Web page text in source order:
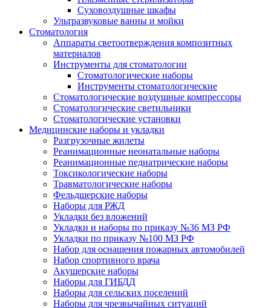
Суховоздушные шкафы
Ультразвуковые ванны и мойки
Стоматология
Аппараты светоотверждения композитных
материалов
Инструменты для стоматологии
Стоматологические наборы
Инструменты стоматологические
Стоматологические воздушные компрессоры
Стоматологические светильники
Стоматологические установки
Медицинские наборы и укладки
Разгрузочные жилеты
Реанимационные неонатальные наборы
Реанимационные педиатрические наборы
Токсикологические наборы
Травматологические наборы
Фельдшерские наборы
Наборы для РЖД
Укладки без вложений
Укладки и наборы по приказу №36 МЗ РФ
Укладки по приказу №100 МЗ РФ
Набор для оснащения пожарных автомобилей
Набор спортивного врача
Акушерские наборы
Наборы для ГИБДД
Наборы для сельских поселений
Наборы для чрезвычайных ситуаций